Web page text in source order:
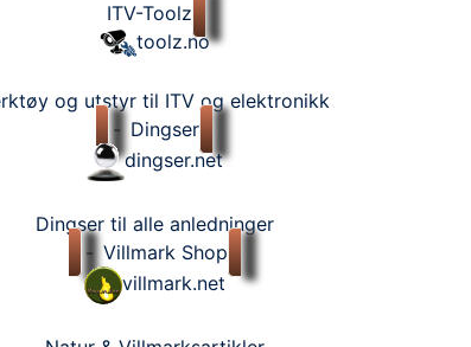
ITV-Toolz
toolz.no
og utstyr til ITV og elektronikk
- Dingser
dingser.net
Dingser til alle anledninger
- Villmark Shop
villmark.net